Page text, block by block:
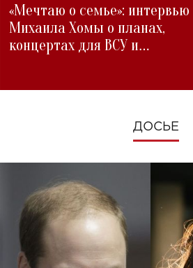
«Мечтаю о семье»: интервью
Михаила Хомы о планах,
концертах для ВСУ и
ДОСЬЕ